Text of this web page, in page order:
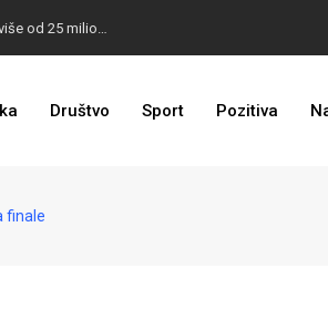
Društvo Sport Pozitiva
finale